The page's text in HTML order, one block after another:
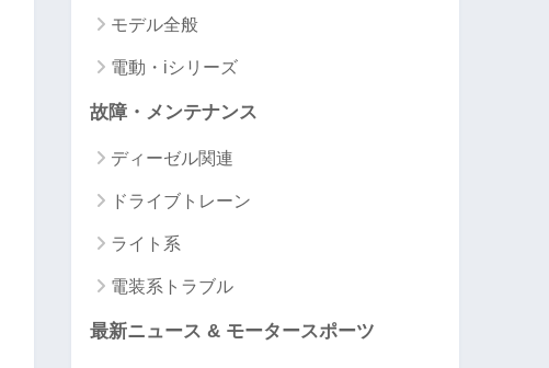
モデル全般
電動・iシリーズ
故障・メンテナンス
ディーゼル関連
ドライブトレーン
ライト系
電装系トラブル
最新ニュース & モータースポーツ